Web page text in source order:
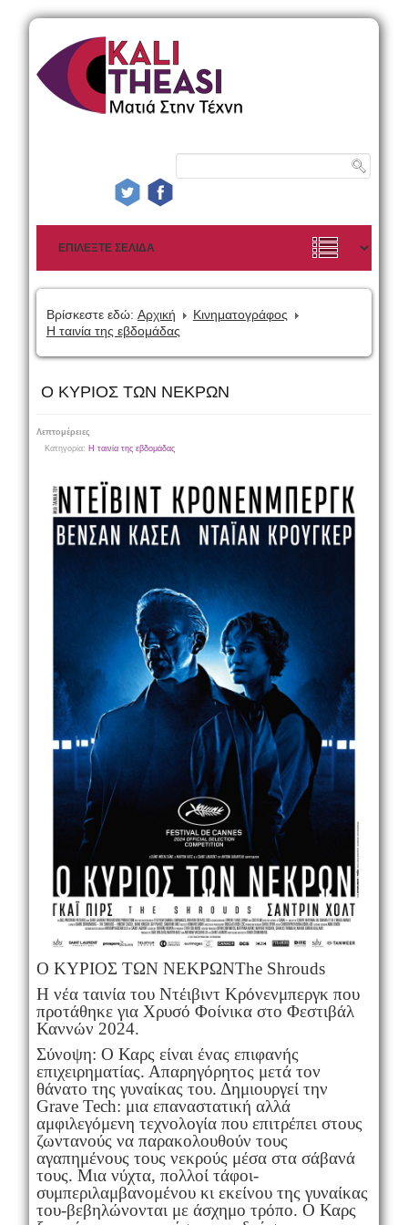
Βρίσκεστε εδώ: Αρχική
Κινηματογράφος
Η ταινία της εβδομάδας
Ο ΚΥΡΙΟΣ ΤΩΝ ΝΕΚΡΩΝ
Λεπτομέρειες
Κατηγορία: Η ταινία της εβδομάδας
Ο ΚΥΡΙΟΣ ΤΩΝ ΝΕΚΡΩΝΤhe Shrouds
Η νέα ταινία του Ντέιβιντ Κρόνενμπεργκ που
προτάθηκε για Χρυσό Φοίνικα στο Φεστιβάλ
Καννών 2024.
Σύνοψη: Ο Καρς είναι ένας επιφανής
επιχειρηματίας. Απαρηγόρητος μετά τον
θάνατο της γυναίκας του. Δημιουργεί την
Grave Tech: μια επαναστατική αλλά
αμφιλεγόμενη τεχνολογία που επιτρέπει στους
ζωντανούς να παρακολουθούν τους
αγαπημένους τους νεκρούς μέσα στα σάβανά
τους. Μια νύχτα, πολλοί τάφοι-
συμπεριλαμβανομένου κι εκείνου της γυναίκας
του-βεβηλώνονται με άσχημο τρόπο. Ο Καρς